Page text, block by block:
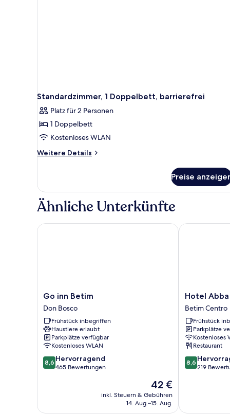
Standardzimmer, 1 Doppelbett, barrierefrei
Platz für 2 Personen
1 Doppelbett
Kostenloses WLAN
Weitere Details
Weitere
1
Doppelbett,
barrierefrei
Preise
Ähnliche Unterkünfte
Go
inn
Betim
Don
Bosco
Go inn Betim
Don Bosco
Frühstück inbegriffen
Haustiere erlaubt
Parkplätze verfügbar
Kostenloses WLAN
8.6
von
8,6 Hervorragend
465 Bewertungen
Der
Preis
beträgt
42 €
inkl. Steuern & Gebühren
14. Aug.–15. Aug.
Go inn Betim
Hotel
Abba
Betim
Centro
Hotel Abba
Betim Centro
Frühstück
Parkplätze
Kostenloses
Restaurant
8.6
von
8,6
219
Hotel Abba